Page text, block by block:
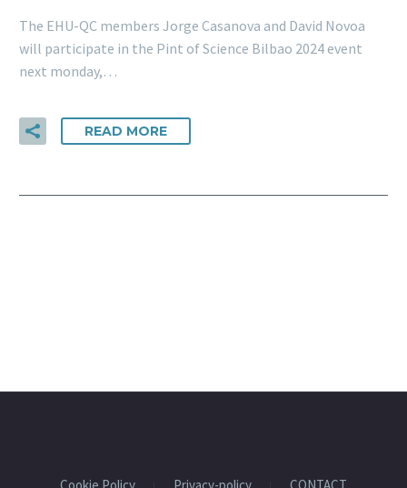
The EHU-QC members Jorge Casanova and David Novoa
will participate in the Pint of Science Bilbao 2024 event
next monday,…
READ MORE
Cookie Policy Privacy-policy CONTACT